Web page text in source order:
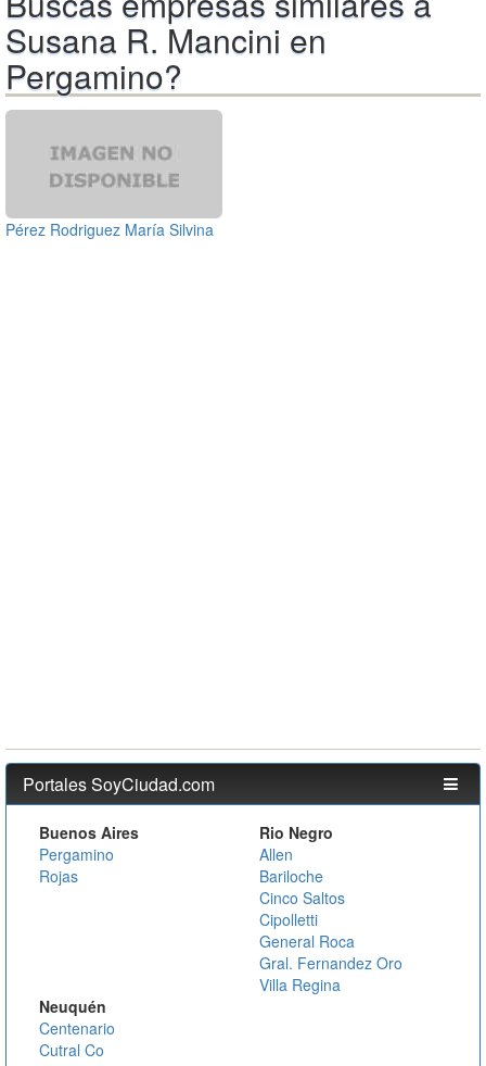
Susana R. Mancini en
Pergamino?
Pérez Rodriguez María Silvina
Portales SoyCiudad.com
Buenos Aires
Pergamino
Rojas
Rio Negro
Allen
Bariloche
Cinco Saltos
Cipolletti
General Roca
Gral. Fernandez Oro
Villa Regina
Neuquén
Centenario
Cutral Co